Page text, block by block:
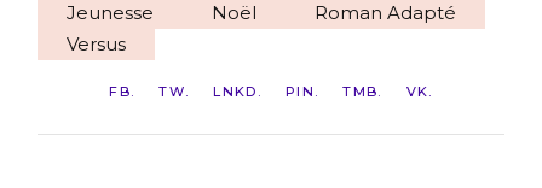
Jeunesse
Noël
Roman Adapté
Versus
FB TW LNKD PIN TMB VK